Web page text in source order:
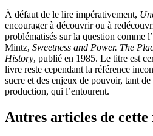
À défaut de le lire impérativement,
encourager à découvrir ou à
problématisés sur la question comme
Mintz, Sweetness and Power. The
History, publié en 1985. Le titre est
livre reste cependant la référence
sucre et des enjeux de pouvoir, tant
production, qui l’entourent.
Autres articles de cette